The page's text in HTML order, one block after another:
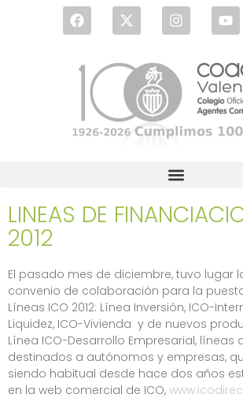
LINEAS DE
2012
El pasado mes de diciembre, tuvo lugar
convenio de colaboración para la
Líneas ICO 2012: Línea Inversión, ICO-
Liquidez, ICO-Vivienda y de nuevos
Línea ICO-Desarrollo Empresarial, líneas
destinados a autónomos y empresas,
siendo habitual desde hace dos años
en la web comercial de ICO,